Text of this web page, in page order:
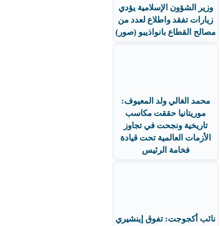
وزير الشؤون الإسلامية يؤدي
زيارات تفقد واطلاع لعدد من
مصالح القطاع بانواذيبو (صور)
محمد الغالي ولد المعيوف:
موريتانيا حققت مكاسب
تاريخية ونجحت في تجاوز
الأزمات العالمية تحت قيادة
فخامة الرئيس
نائب أكجوجت: تفوق إينشيري